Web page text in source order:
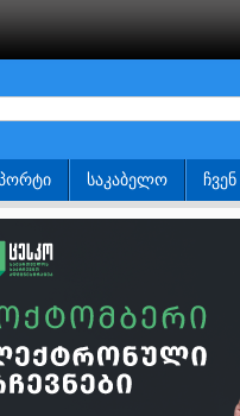
ᲡᲐᲙᲐᲑᲔᲚᲝ